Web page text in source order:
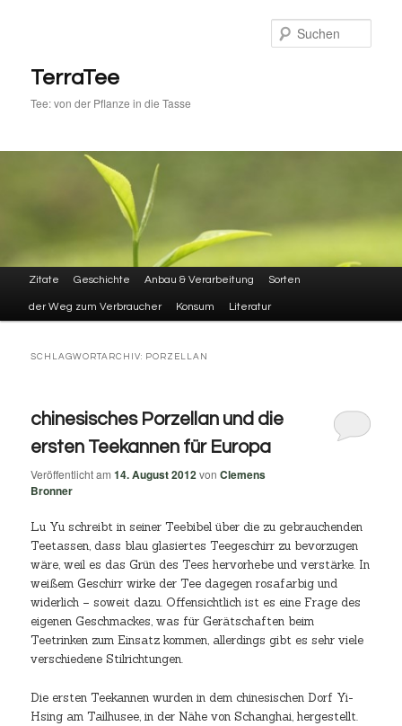
springen
springen
TerraTee
Tee: von der Pflanze in die Tasse
Hauptmenü
Zitate Geschichte Anbau & Verarbeitung Sorten
der Weg zum Verbraucher Konsum Literatur
SCHLAGWORTARCHIV: PORZELLAN
chinesisches Porzellan und die
ersten Teekannen für Europa
Veröffentlicht am14. August 2012vonClemens
Bronner
Lu Yu schreibt in seiner Teebibel über die zu gebrauchenden
Teetassen, dass blau glasiertes Teegeschirr zu bevorzugen
wäre, weil es das Grün des Tees hervorhebe und verstärke. In
weißem Geschirr wirke der Tee dagegen rosafarbig und
widerlich – soweit dazu. Offensichtlich ist es eine Frage des
eigenen Geschmackes, was für Gerätschaften beim
Teetrinken zum Einsatz kommen, allerdings gibt es sehr viele
verschiedene Stilrichtungen.
Die ersten Teekannen wurden in dem chinesischen Dorf Yi-
Hsing am Tailhusee, in der Nähe von Schanghai, hergestellt.